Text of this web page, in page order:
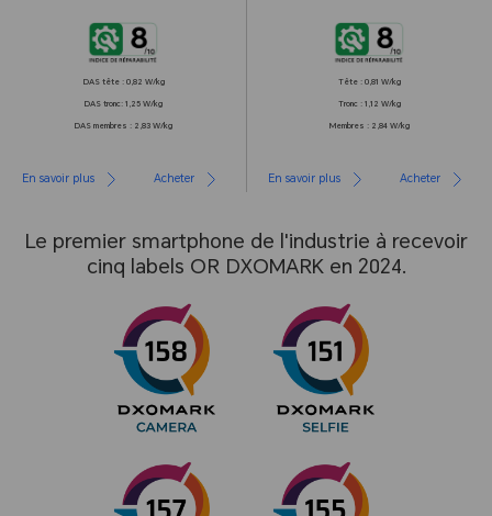
DAS tête : 0,82 W/kg
DAS tronc: 1,25 W/kg
DAS membres : 2,83 W/kg
Tête : 0,81 W/kg
Tronc : 1,12 W/kg
Membres : 2,84 W/kg
En savoir plus Acheter En savoir plus Acheter
Le premier smartphone de l'industrie à recevoir
cinq labels OR DXOMARK en 2024.